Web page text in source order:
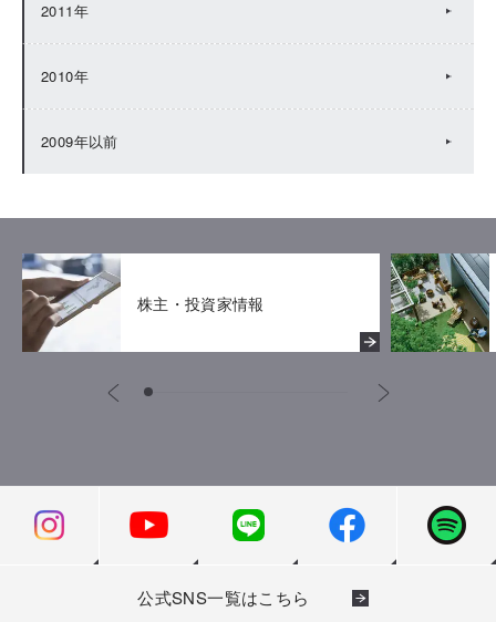
2011年
2010年
2009年以前
株主・投資家情報
公式SNS一覧はこちら